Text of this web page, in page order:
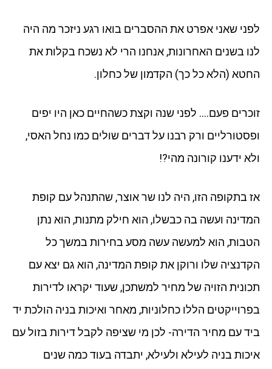
לפני שאני אפרט את ההסברים בואו רגע ניזכר מה היה
לנו בשנים האחרונות, אנחנו הרי לא נשכח בקלות את
החטא (הלא כל כך) הקדמון של כחלון.
זוכרים פעם…. לפני שנה וקצת כשהחיים כאן היו יפים
ופסטורליים ורק רבנו על דברים שולים כמו נחל האסי,
ולא ידענו קורונה מהי?!
אז בתקופה הזו, היה לנו שר אוצר, שהתנהל עם קופת
המדינה ועשה בה כבשלו, הוא חילק מתנות, הוא נתן
הטבות, הוא למעשה עשה מסע בחירות במשך כל
הקדנציה שלו ורוקן את קופת המדינה, הוא גם יצא עם
תכונית הזויה של מחיר למשתכן, שעוד יקראו לדירות
בפרוייקטים הללו כחלוניות, מאחר ואיכות בניה הולכת יד
ביד עם מחיר הדירה- לכן מי שציפה לקבל דירות בזול עם
איכות בניה לעילא ולעילא, יתבדה בעוד כמה שנים